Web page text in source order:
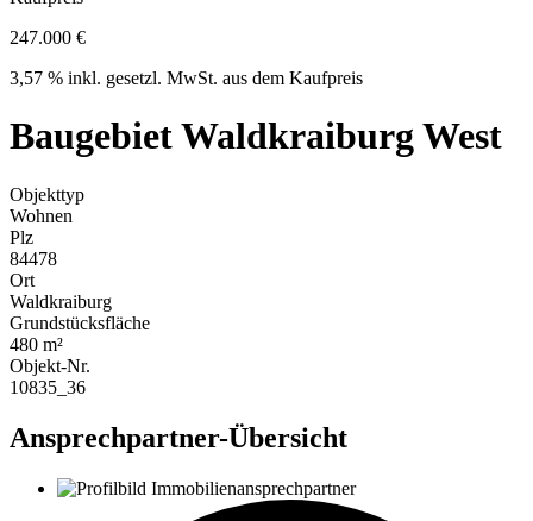
247.000 €
3,57 % inkl. gesetzl. MwSt. aus dem Kaufpreis
Baugebiet Waldkraiburg West
Objekttyp
Wohnen
Plz
84478
Ort
Waldkraiburg
Grundstücksfläche
480 m²
Objekt-Nr.
10835_36
Ansprechpartner-Übersicht